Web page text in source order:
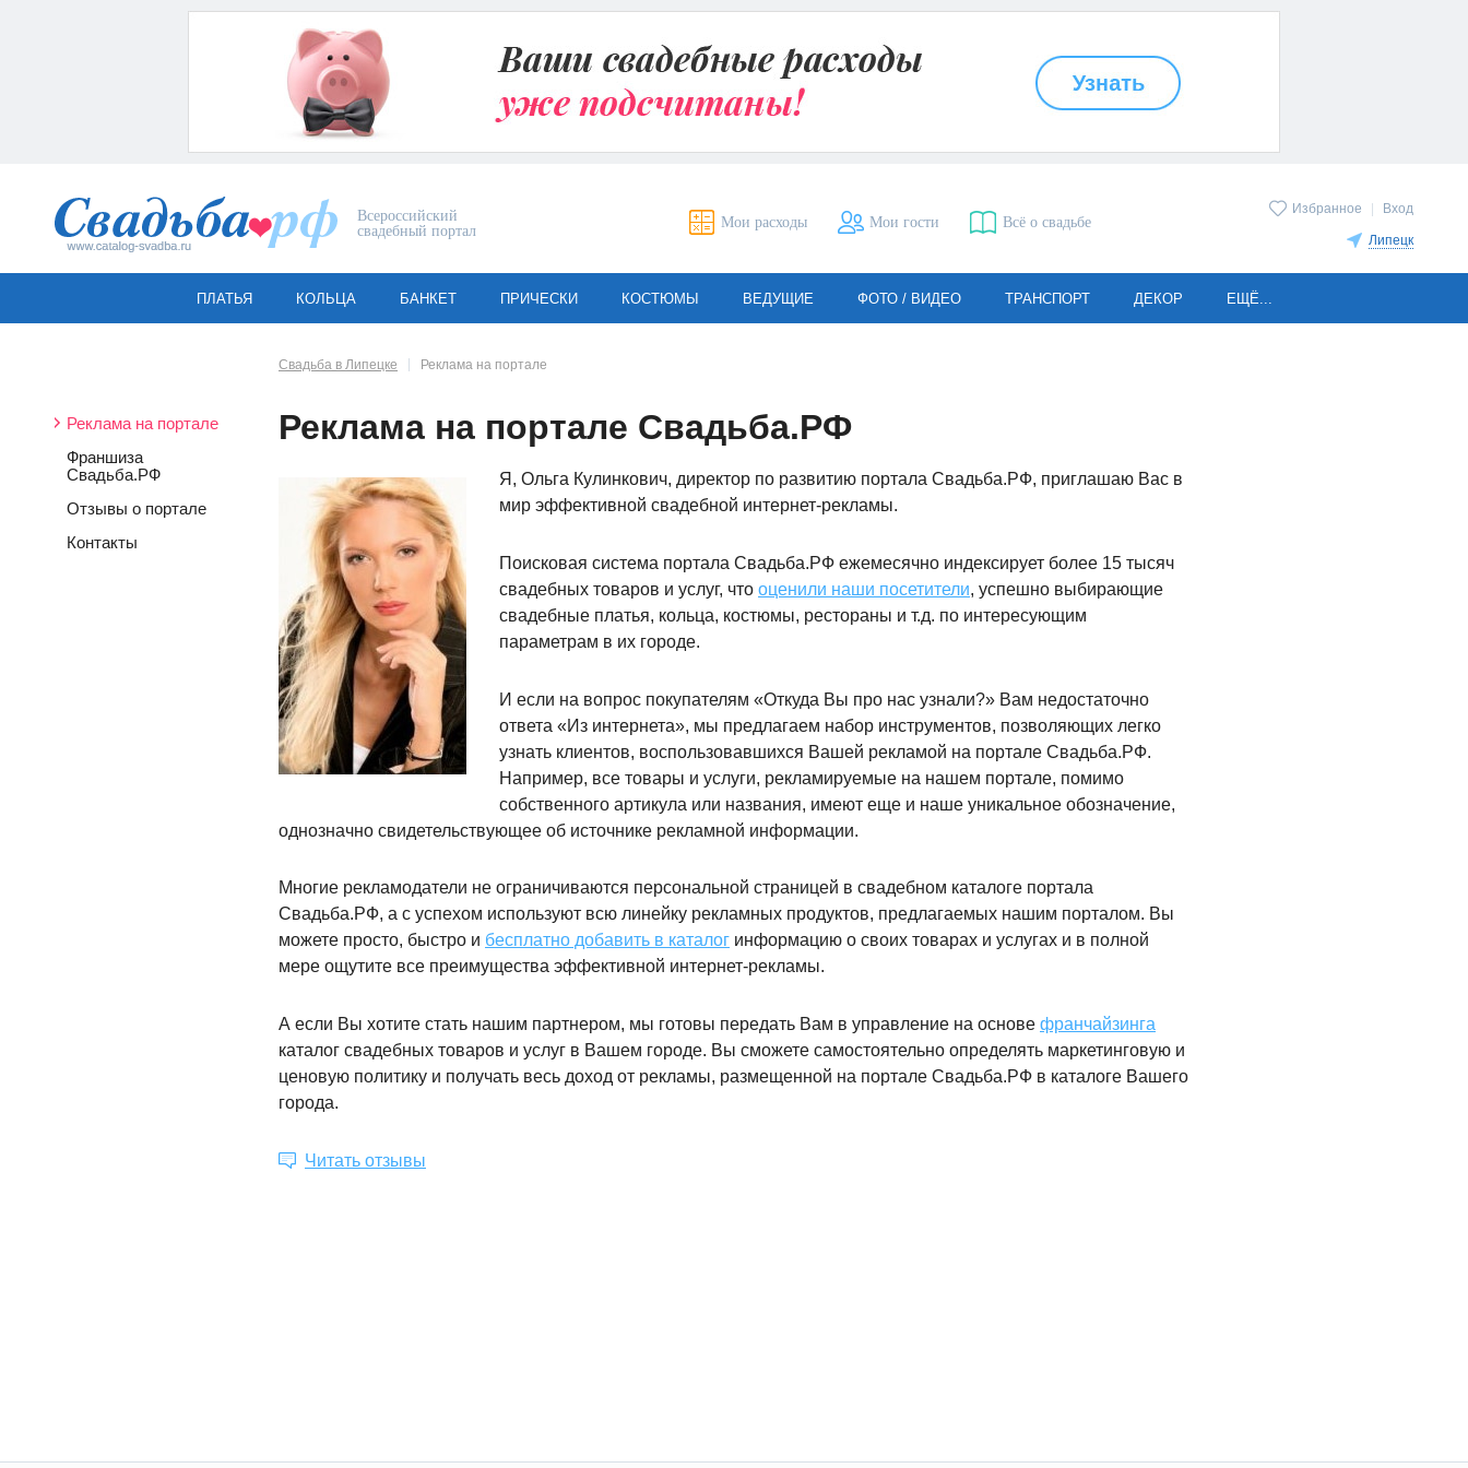
Всероссийский
свадебный портал
Избранное Вход
Липецк
Мои расходы Мои гости Всё о свадьбе
ПЛАТЬЯ КОЛЬЦА БАНКЕТ ПРИЧЕСКИ КОСТЮМЫ ВЕДУЩИЕ ФОТО / ВИДЕО ТРАНСПОРТ ДЕКОР ЕЩЁ...
Реклама на портале
Франшиза
Свадьба.РФ
Отзывы о портале
Контакты
Свадьба в Липецке Реклама на портале
Реклама на портале Свадьба.РФ
Я, Ольга Кулинкович, директор по развитию портала Свадьба.РФ, приглашаю Вас в
мир эффективной свадебной интернет-рекламы.
Поисковая система портала Свадьба.РФ ежемесячно индексирует более 15 тысяч
свадебных товаров и услуг, что оценили наши посетители, успешно выбирающие
свадебные платья, кольца, костюмы, рестораны и т.д. по интересующим
параметрам в их городе.
И если на вопрос покупателям «Откуда Вы про нас узнали?» Вам недостаточно
ответа «Из интернета», мы предлагаем набор инструментов, позволяющих легко
узнать клиентов, воспользовавшихся Вашей рекламой на портале Свадьба.РФ.
Например, все товары и услуги, рекламируемые на нашем портале, помимо
собственного артикула или названия, имеют еще и наше уникальное обозначение,
однозначно свидетельствующее об источнике рекламной информации.
Многие рекламодатели не ограничиваются персональной страницей в свадебном каталоге портала
Свадьба.РФ, а с успехом используют всю линейку рекламных продуктов, предлагаемых нашим порталом. Вы
можете просто, быстро и бесплатно добавить в каталог информацию о своих товарах и услугах и в полной
мере ощутите все преимущества эффективной интернет-рекламы.
А если Вы хотите стать нашим партнером, мы готовы передать Вам в управление на основе франчайзинга
каталог свадебных товаров и услуг в Вашем городе. Вы сможете самостоятельно определять маркетинговую и
ценовую политику и получать весь доход от рекламы, размещенной на портале Свадьба.РФ в каталоге Вашего
города.
Читать отзывы